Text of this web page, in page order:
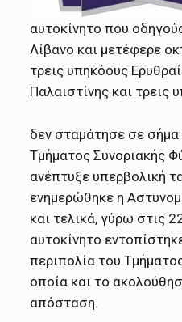
αυτοκίνητο που
Λίβανο και μετέφερε
τρεις υπηκόους
Παλαιστίνης και τρεις
δεν σταμάτησε σε
Τμήματος Συνοριακής
ανέπτυξε υπερβολική
ενημερώθηκε η
και τελικά, γύρω στις
αυτοκίνητο
περιπολία του
οποία και το
απόσταση.